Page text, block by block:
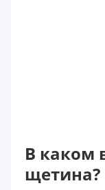
В каком
щетина?